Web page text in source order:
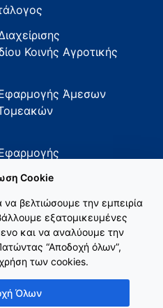
Κοινής Αγροτικής
Εφαρμογής Άμεσων
ΚΑΠ
Cookie
βελτιώσουμε την εμπειρία
εξατομικευμένες
και να αναλύουμε την
“Αποδοχή όλων”,
των cookies.
Όλων